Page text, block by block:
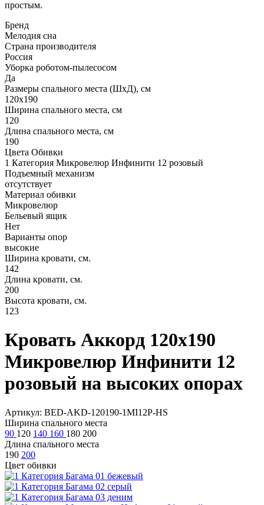
простым.
Бренд
Мелодия сна
Страна производителя
Россия
Уборка роботом-пылесосом
Да
Размеры спального места (ШхД), см
120х190
Ширина спального места, см
120
Длина спального места, см
190
Цвета Обивки
1 Категория Микровелюр Инфинити 12 розовый
Подъемный механизм
отсутствует
Материал обивки
Микровелюр
Бельевый ящик
Нет
Варианты опор
высокие
Ширина кровати, см.
142
Длина кровати, см.
200
Высота кровати, см.
123
Кровать Аккорд 120х190
Микровелюр Инфинити 12
розовый на высоких опорах
Артикул: BED-AKD-120190-1MI12P-HS
Ширина спального места
90 120 140 160 180 200
Длина спального места
190 200
Цвет обивки